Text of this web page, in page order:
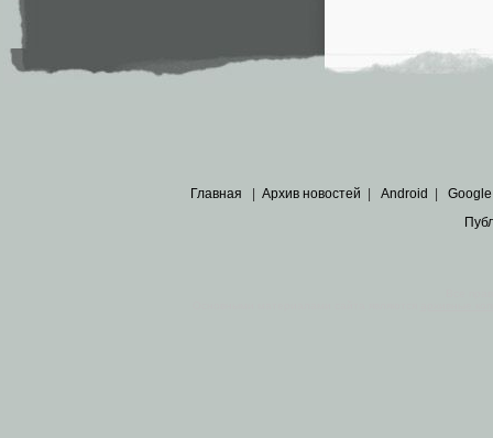
Главная Архив новостей Android Google